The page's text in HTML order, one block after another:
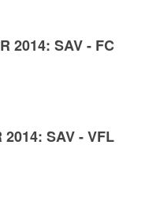
2014: SAV - FC
2014: SAV - VFL